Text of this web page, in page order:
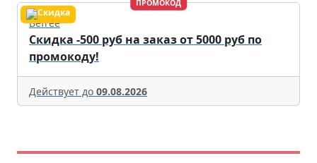
ПРОМОКОД
Befree
Скидка -500 руб на заказ от 5000 руб по
промокоду!
Действует до 09.08.2026